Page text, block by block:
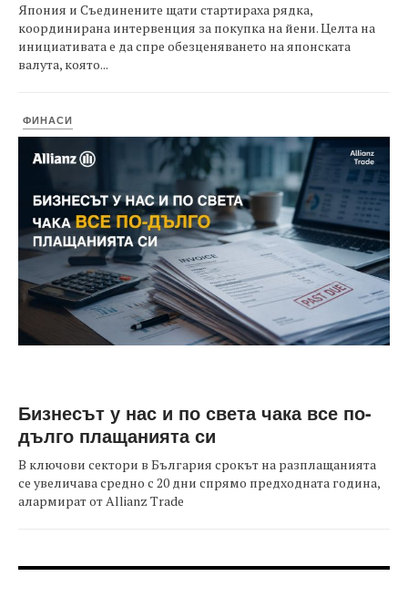
Япония и Съединените щати стартираха рядка,
координирана интервенция за покупка на йени. Целта на
инициативата е да спре обезценяването на японската
валута, която...
ФИНАСИ
Бизнесът у нас и по света чака все по-
дълго плащанията си
В ключови сектори в България срокът на разплащанията
се увеличава средно с 20 дни спрямо предходната година,
алармират от Allianz Trade